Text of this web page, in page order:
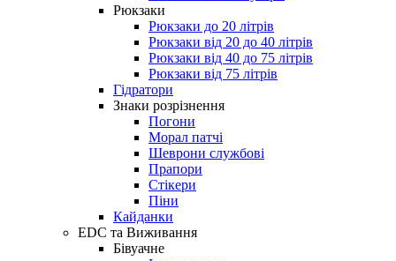
Рюкзаки
Рюкзаки до 20 літрів
Рюкзаки від 20 до 40 літрів
Рюкзаки від 40 до 75 літрів
Рюкзаки від 75 літрів
Гідратори
Знаки розрізнення
Погони
Морал патчі
Шеврони службові
Прапори
Стікери
Піни
Кайданки
EDC та Виживання
Бівуачне